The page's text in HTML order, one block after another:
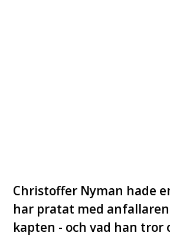
Christoffer Nyman hade
har pratat med
kapten - och vad han tror